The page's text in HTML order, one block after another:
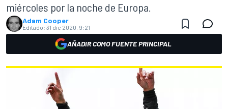
miércoles por la noche de Europa.
Adam Cooper
Editado: 31 dic 2020, 9:21
AÑADIR COMO FUENTE PRINCIPAL